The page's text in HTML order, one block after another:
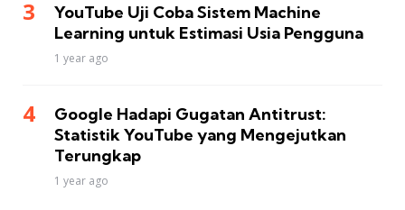
YouTube Uji Coba Sistem Machine
Learning untuk Estimasi Usia Pengguna
1 year ago
Google Hadapi Gugatan Antitrust:
Statistik YouTube yang Mengejutkan
Terungkap
1 year ago